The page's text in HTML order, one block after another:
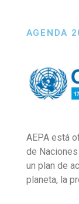
AGENDA
AEPA está
de
un plan de
planeta, la